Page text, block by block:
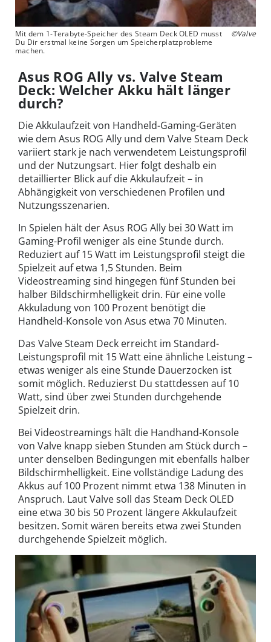
Mit dem 1-Terabyte-Speicher des Steam Deck OLED musst
Du Dir erstmal keine Sorgen um Speicherplatzprobleme
machen.
©Valve
Asus ROG Ally vs. Valve Steam
Deck: Welcher Akku hält länger
durch?
Die Akkulaufzeit von Handheld-Gaming-Geräten
wie dem Asus ROG Ally und dem Valve Steam Deck
variiert stark je nach verwendetem Leistungsprofil
und der Nutzungsart. Hier folgt deshalb ein
detaillierter Blick auf die Akkulaufzeit – in
Abhängigkeit von verschiedenen Profilen und
Nutzungsszenarien.
In Spielen hält der Asus ROG Ally bei 30 Watt im
Gaming-Profil weniger als eine Stunde durch.
Reduziert auf 15 Watt im Leistungsprofil steigt die
Spielzeit auf etwa 1,5 Stunden. Beim
Videostreaming sind hingegen fünf Stunden bei
halber Bildschirmhelligkeit drin. Für eine volle
Akkuladung von 100 Prozent benötigt die
Handheld-Konsole von Asus etwa 70 Minuten.
Das Valve Steam Deck erreicht im Standard-
Leistungsprofil mit 15 Watt eine ähnliche Leistung –
etwas weniger als eine Stunde Dauerzocken ist
somit möglich. Reduzierst Du stattdessen auf 10
Watt, sind über zwei Stunden durchgehende
Spielzeit drin.
Bei Videostreamings hält die Handhand-Konsole
von Valve knapp sieben Stunden am Stück durch –
unter denselben Bedingungen mit ebenfalls halber
Bildschirmhelligkeit. Eine vollständige Ladung des
Akkus auf 100 Prozent nimmt etwa 138 Minuten in
Anspruch. Laut Valve soll das Steam Deck OLED
eine etwa 30 bis 50 Prozent längere Akkulaufzeit
besitzen. Somit wären bereits etwa zwei Stunden
durchgehende Spielzeit möglich.